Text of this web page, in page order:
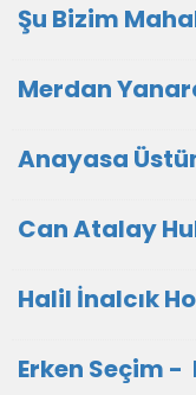
Şu Bizim
Merdan
Anayasa
Can Atalay
Halil İnalcık
Erken Seçim -